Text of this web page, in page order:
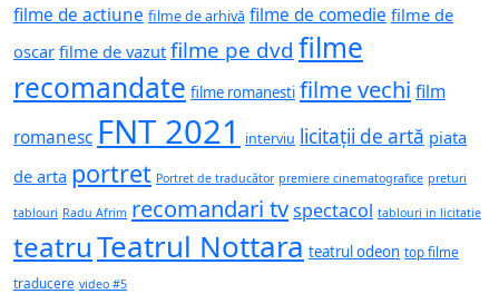
filme de actiune filme de arhivă filme de comedie filme de
oscar filme de vazut filme pe dvd filme
recomandate filme romanesti filme vechi film
romanesc FNT 2021 interviu licitații de artă piata
de arta portret Portret de traducător premiere cinematografice preturi
tablouri Radu Afrim recomandari tvspectacol tablouri in licitatie
teatruTeatrul Nottara teatrul odeon top filme
traducere video #5